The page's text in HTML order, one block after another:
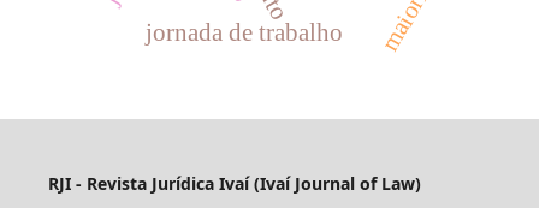
jornada de trabalho
RJI - Revista Jurídica Ivaí (Ivaí Journal of Law)